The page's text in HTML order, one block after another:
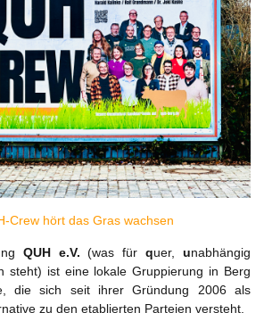
Crew hört das Gras wachsen
QUH e.V. (was fürquer,unabhängig
steht) ist eine lokale Gruppierung in Berg
die sich seit ihrer Gründung 2006 als
zu den etablierten Parteien versteht.